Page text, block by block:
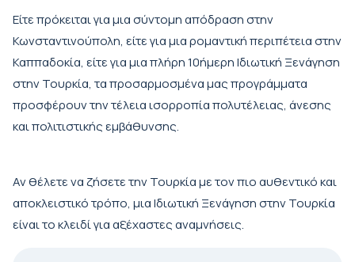
Είτε πρόκειται για μια σύντομη απόδραση στην
Κωνσταντινούπολη, είτε για μια ρομαντική περιπέτεια στην
Καππαδοκία, είτε για μια πλήρη 10ήμερη Ιδιωτική Ξενάγηση
στην Τουρκία, τα προσαρμοσμένα μας προγράμματα
προσφέρουν την τέλεια ισορροπία πολυτέλειας, άνεσης
και πολιτιστικής εμβάθυνσης.
Αν θέλετε να ζήσετε την Τουρκία με τον πιο αυθεντικό και
αποκλειστικό τρόπο, μια Ιδιωτική Ξενάγηση στην Τουρκία
είναι το κλειδί για αξέχαστες αναμνήσεις.